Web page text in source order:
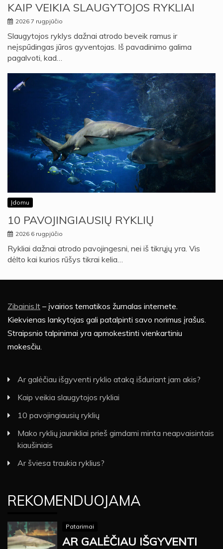
KAIP VEIKIA SLAUGYTOJOS RYKLIAI
2026 7 rugpjūčio
Slaugytojos ryklys dažnai atrodo beveik ramus ir
neįspūdingas jūros gyventojas. Iš pavadinimo galima
pagalvoti, kad…
Įdomu
10 PAVOJINGIAUSIŲ RYKLIŲ
2026 6 rugpjūčio
Rykliai dažnai atrodo pavojingesni, nei iš tikrųjų yra. Vis
dėlto kai kurios rūšys tikrai kelia…
Zibainis.lt – įvairios tematikos žurnalas internete.
Kiekvienas lankytojas gali patalpinti savo norimus įrašus.
Straipsnio talpinimai yra apmokestinti vienkartiniu
mokesčiu.
Ar galėčiau išgyventi ryklio ataką išduriant jam akis?
Kaip veikia slaugytojos rykliai
10 pavojingiausių ryklių
Mako ryklių jaunikliai prieš gimdami minta neapvaisintais
kiaušiniais
Ar šviesa traukia ryklius?
REKOMENDUOJAMA
Patarimai
AR GALĖČIAU IŠGYVENTI